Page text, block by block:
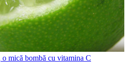
mică bombă cu vitamina C